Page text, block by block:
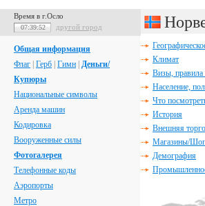
Время в г.Осло
07:39:53 другой город
Общая информация
Флаг Герб Гимн Деньги/
Купюры
Национальные символы
Аренда машин
Кодировка
Вооруженные силы
Фотогалерея
Телефонные коды
Аэропорты
Метро
Климат
Визы, правила
Население,
Что
История
Внешняя
Магазины/
Демография